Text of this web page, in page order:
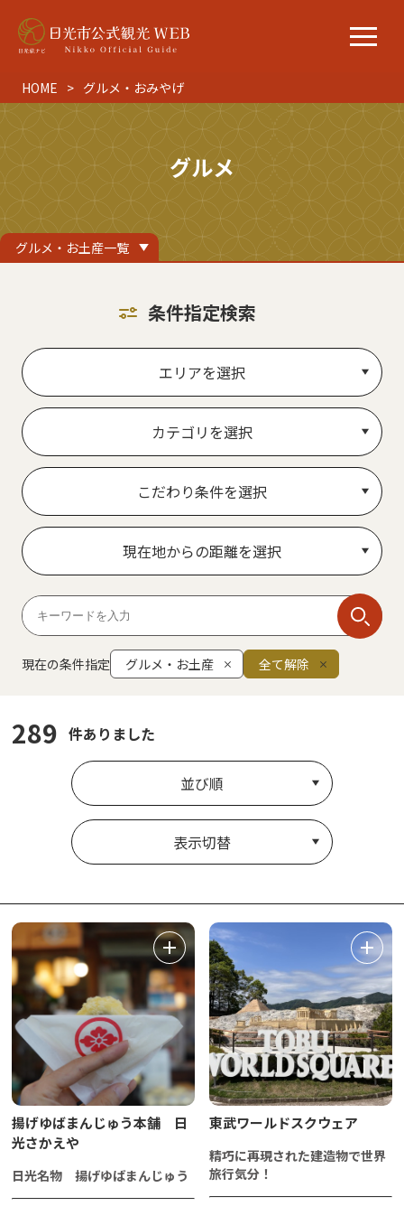
HOME グルメ・おみやげ
グルメ
グルメ・お土産一覧
条件指定検索
エリアを選択
カテゴリを選択
こだわり条件を選択
現在地からの距離を選択
現在の条件指定 グルメ・お土産 全て解除
289 件ありました
並び順
表示切替
揚げゆばまんじゅう本舗 日
光さかえや
日光名物 揚げゆばまんじゅう
東武ワールドスクウェア
精巧に再現された建造物で世界
旅行気分！